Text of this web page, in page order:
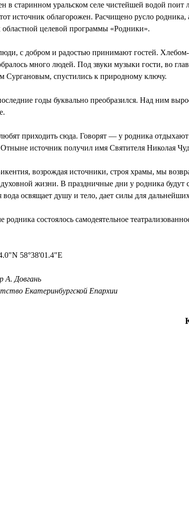
в старинном уральском селе чистейшей водой
источник облагорожен. Расчищено русло
областной целевой программы «Родники».
с добром и радостью принимают гостей.
много людей. Под звуки музыки гости, во
Сургановым, спустились к природному ключу.
годы буквально преобразился. Над ним
приходить сюда. Говорят — у родника
источник получил имя Святителя Николая
возрождая источники, строя храмы, мы
жизни. В праздничные дни у родника
освящает душу и тело, дает силы для
родника состоялось самодеятельное
58°38'01.4"E
А. Довгань
Екатеринбургской Епархии